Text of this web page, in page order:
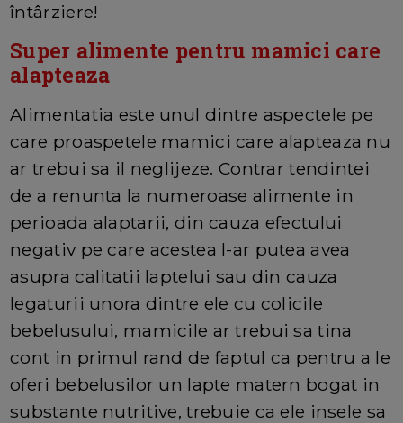
întârziere!
Super alimente pentru mamici care
alapteaza
Alimentatia este unul dintre aspectele pe
care proaspetele mamici care alapteaza nu
ar trebui sa il neglijeze. Contrar tendintei
de a renunta la numeroase alimente in
perioada alaptarii, din cauza efectului
negativ pe care acestea l-ar putea avea
asupra calitatii laptelui sau din cauza
legaturii unora dintre ele cu colicile
bebelusului, mamicile ar trebui sa tina
cont in primul rand de faptul ca pentru a le
oferi bebelusilor un lapte matern bogat in
substante nutritive, trebuie ca ele insele sa